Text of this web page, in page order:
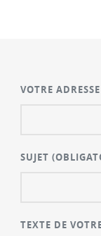
VOTRE
SUJET
TEXTE DE